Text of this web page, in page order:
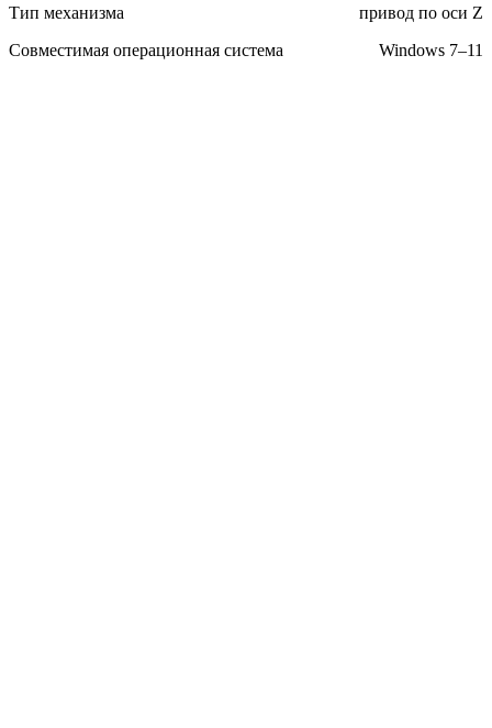
Тип механизма
привод по оси Z
Совместимая операционная система
Windows 7–11